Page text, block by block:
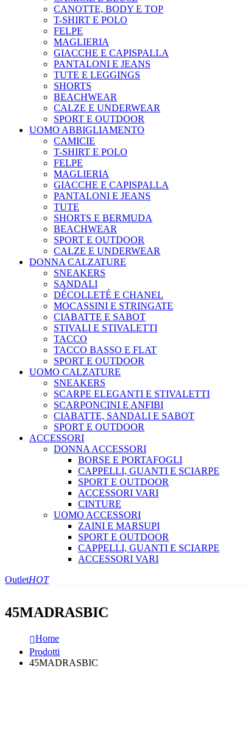
CANOTTE, BODY E TOP
T-SHIRT E POLO
FELPE
MAGLIERIA
GIACCHE E CAPISPALLA
PANTALONI E JEANS
TUTE E LEGGINGS
SHORTS
BEACHWEAR
CALZE E UNDERWEAR
SPORT E OUTDOOR
UOMO ABBIGLIAMENTO
CAMICIE
T-SHIRT E POLO
FELPE
MAGLIERIA
GIACCHE E CAPISPALLA
PANTALONI E JEANS
TUTE
SHORTS E BERMUDA
BEACHWEAR
SPORT E OUTDOOR
CALZE E UNDERWEAR
DONNA CALZATURE
SNEAKERS
SANDALI
DÉCOLLETÉ E CHANEL
MOCASSINI E STRINGATE
CIABATTE E SABOT
STIVALI E STIVALETTI
TACCO
TACCO BASSO E FLAT
SPORT E OUTDOOR
UOMO CALZATURE
SNEAKERS
SCARPE ELEGANTI E STIVALETTI
SCARPONCINI E ANFIBI
CIABATTE, SANDALI E SABOT
SPORT E OUTDOOR
ACCESSORI
DONNA ACCESSORI
BORSE E PORTAFOGLI
CAPPELLI, GUANTI E SCIARPE
SPORT E OUTDOOR
ACCESSORI VARI
CINTURE
UOMO ACCESSORI
ZAINI E MARSUPI
SPORT E OUTDOOR
CAPPELLI, GUANTI E SCIARPE
ACCESSORI VARI
OutletHOT
45MADRASBIC
Home
Prodotti
45MADRASBIC